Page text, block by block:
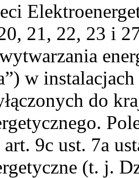
21, 22, 23 i
w
do
9c ust. 7a
(t. j.